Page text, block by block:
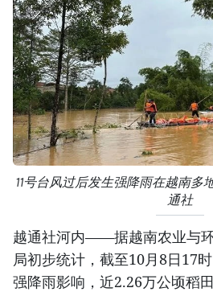
11号台风过后发生强降雨在越南多
通社
越通社河内——据越南农业与
局初步统计，截至10月8日17
强降雨影响，近2.26万公顷稻